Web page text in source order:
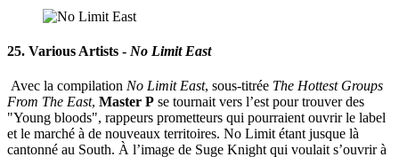
25. Various Artists - No Limit East
Avec la compilation No Limit East, sous-titrée The Hottest Groups
From The East, Master P se tournait vers l’est pour trouver des
"Young bloods", rappeurs prometteurs qui pourraient ouvrir le label
et le marché à de nouveaux territoires. No Limit étant jusque là
cantonné au South. À l’image de Suge Knight qui voulait s’ouvrir à